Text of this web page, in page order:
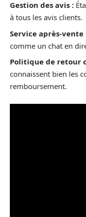
Gestion des avis :
à tous les avis clients.
Service après-vente
comme un chat en
Politique de retour
connaissent bien les
remboursement.